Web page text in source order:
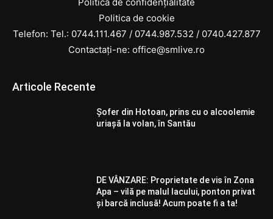
Politica de confidențialitate
Politica de cookie
Telefon: Tel.: 0744.111.467 / 0744.987.532 / 0740.427.877
Contactați-ne: office@smlive.ro
Articole Recente
Șofer din Hotoan, prins cu o alcoolemie
uriașă la volan, în Santău
DE VÂNZARE: Proprietate de vis în Zona
Apa – vilă pe malul lacului, ponton privat
și barcă inclusă! Acum poate fi a ta!